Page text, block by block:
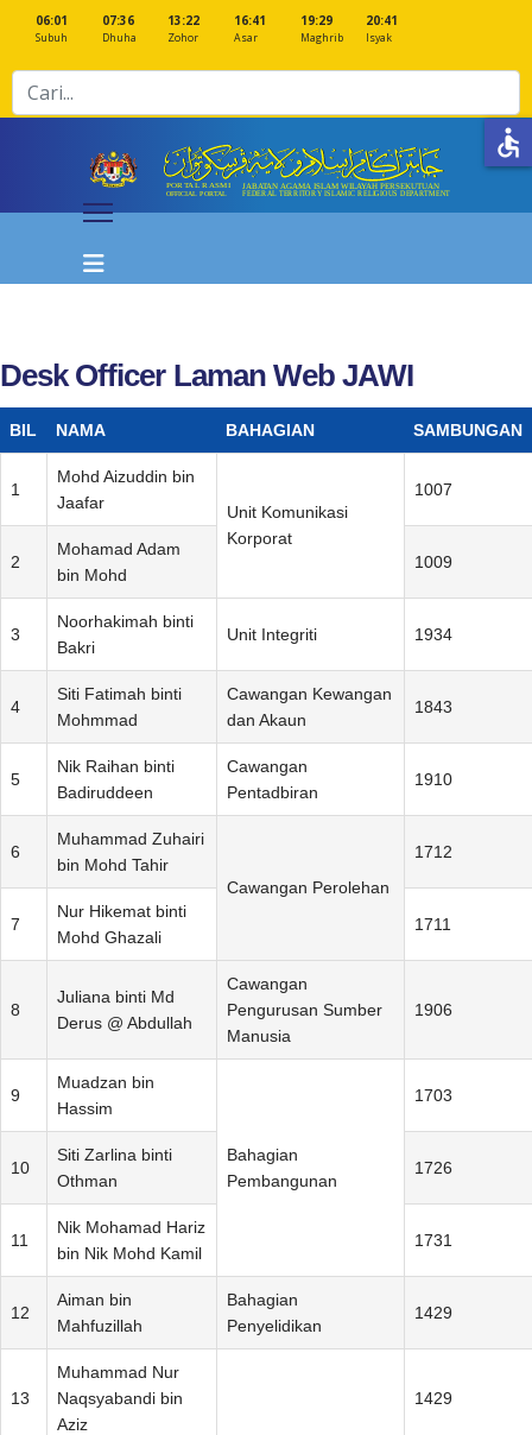
06:01
Subuh
07:36
Dhuha
13:22
Zohor
16:41
Asar
19:29
Maghrib
20:41
Isyak
Cari
Desk Officer Laman Web JAWI
BIL NAMA BAHAGIAN SAMBUNGAN
1
Mohd Aizuddin bin
Jaafar
Unit Komunikasi
Korporat
1007
2
Mohamad Adam
bin Mohd
1009
3
Noorhakimah binti
Bakri
Unit Integriti 1934
4
Siti Fatimah binti
Mohmmad
Cawangan Kewangan
dan Akaun
1843
5
Nik Raihan binti
Badiruddeen
Cawangan
Pentadbiran
1910
6
Muhammad Zuhairi
bin Mohd Tahir
Cawangan Perolehan
1712
7
Nur Hikemat binti
Mohd Ghazali
1711
8
Juliana binti Md
Derus @ Abdullah
Cawangan
Pengurusan Sumber
Manusia
1906
9
Muadzan bin
Hassim
Bahagian
Pembangunan
1703
10
Siti Zarlina binti
Othman
1726
11
Nik Mohamad Hariz
bin Nik Mohd Kamil
1731
12
Aiman bin
Mahfuzillah
Bahagian
Penyelidikan
1429
13
Muhammad Nur
Naqsyabandi bin
Aziz
1429
accessible